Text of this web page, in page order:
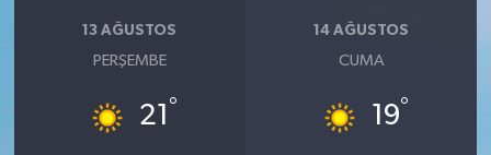
13 AĞUSTOS
PERŞEMBE
21 °
14 AĞUSTOS
CUMA
19°